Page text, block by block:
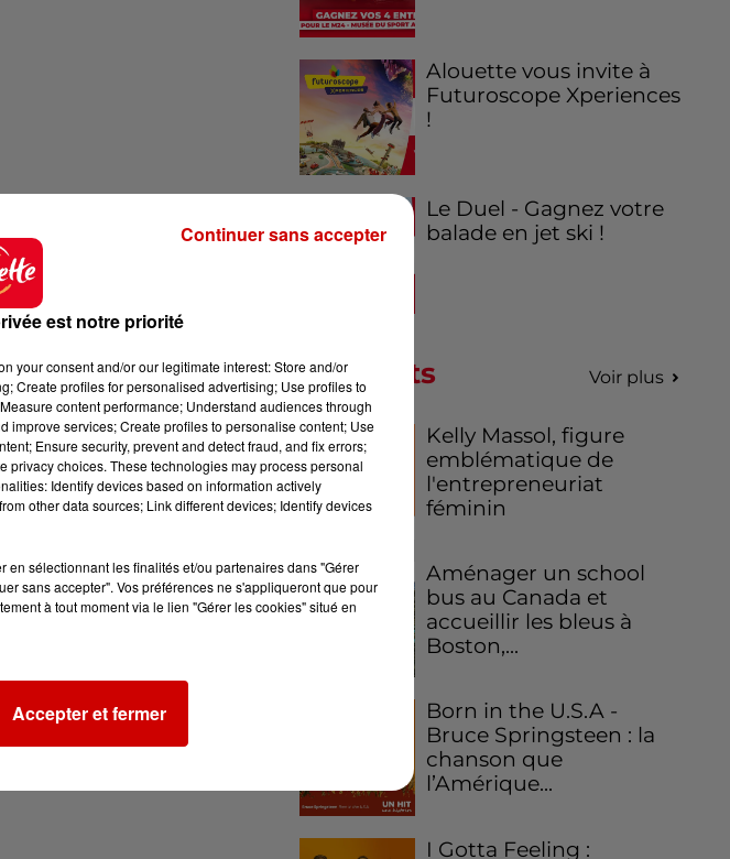
Alouette vous invite à
Futuroscope Xperiences
!
Le Duel - Gagnez votre
balade en jet ski !
Podcasts Voir plus
Kelly Massol, figure
emblématique de
l'entrepreneuriat
féminin
Aménager un school
bus au Canada et
accueillir les bleus à
Boston,...
Born in the U.S.A -
Bruce Springsteen : la
chanson que
l’Amérique...
I Gotta Feeling :
est notre priorité
your consent and/or our legitimate interest: Store and/or
Create profiles for personalised advertising; Use profiles to
content performance; Understand audiences through
improve services; Create profiles to personalise content; Use
Ensure security, prevent and detect fraud, and fix errors;
choices. These technologies may process personal
Identify devices based on information actively
other data sources; Link different devices; Identify devices
en sélectionnant les finalités et/ou partenaires dans "Gérer
sans accepter". Vos préférences ne s'appliqueront que pour
à tout moment via le lien "Gérer les cookies" situé en
Accepter et fermer
Continuer sans accepter